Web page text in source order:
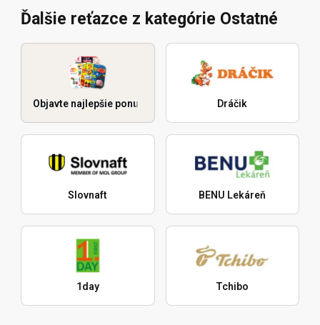
Ďalšie reťazce z kategórie Ostatné
Objavte najlepšie ponuky Dráčik
Slovnaft BENU Lekáreň
1day Tchibo